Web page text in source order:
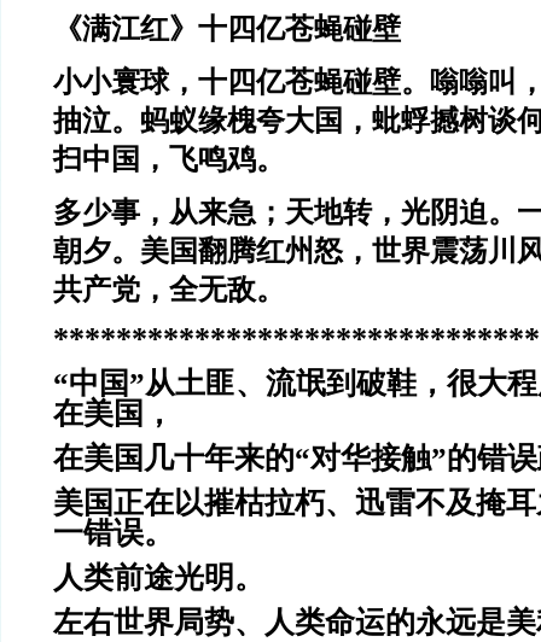
《满江红》十四亿苍蝇碰壁
小小寰球，十四亿苍蝇碰壁。嗡嗡叫
抽泣。蚂蚁缘槐夸大国，蚍蜉撼树谈
扫中国，飞鸣鸡。
多少事，从来急；天地转，光阴迫。
朝夕。美国翻腾红州怒，世界震荡川
共产党，全无敌。
“中国”从土匪、流氓到破鞋，很大
在美国，
在美国几十年来的“对华接触”的错
美国正在以摧枯拉朽、迅雷不及掩
一错误。
人类前途光明。
左右世界局势、人类命运的永远是